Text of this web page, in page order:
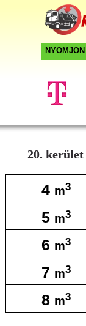
NYOMJON
20. kerület
4 m3
5 m3
6 m3
7 m3
8 m3